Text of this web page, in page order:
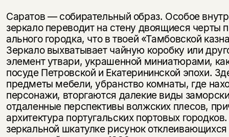
Саратов — собирательный образ. Особое
зеркало переводит на стену двоящиеся черты
ального городка, что в твоей «Тамбов­ской
Зеркало выхватыва­ет чайную коробку или
элемент утвари, украшенной миниатюрами,
посуде Петровской и Екатеринин­ской эпохи.
предметы мебели, убранство комнаты, где
пер­сонажи, вторгаются далекие виды
отдаленные перспек­тивы волжских плесов,
архитектура португальских портовых
зеркальной шкатулке ри­сунок отклеивающихся